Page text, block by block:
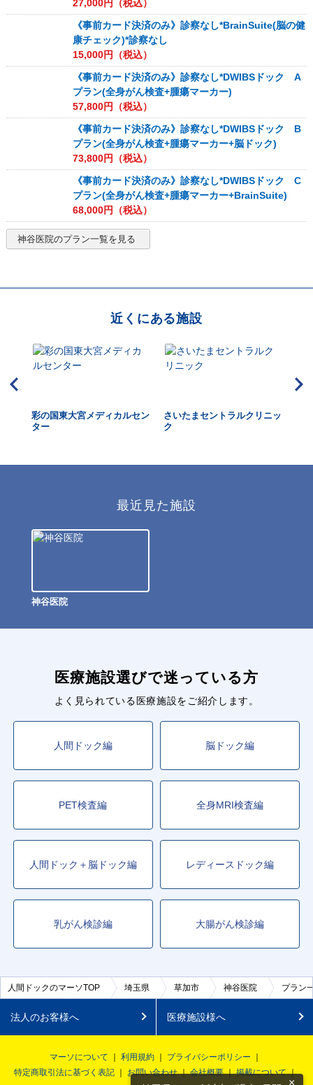
27,000円（税込）
《事前カード決済のみ》診察なし*BrainSuite(脳の健
康チェック)*診察なし
15,000円（税込）
《事前カード決済のみ》診察なし*DWIBSドック A
プラン(全身がん検査+腫瘍マーカー)
57,800円（税込）
《事前カード決済のみ》診察なし*DWIBSドック B
プラン(全身がん検査+腫瘍マーカー+脳ドック)
73,800円（税込）
《事前カード決済のみ》診察なし*DWIBSドック C
プラン(全身がん検査+腫瘍マーカー+BrainSuite)
68,000円（税込）
神谷医院のプラン一覧を見る
近くにある施設
彩の国東大宮メディカルセン
ター
さいたまセントラルクリニッ
ク
最近見た施設
神谷医院
医療施設選びで迷っている方
よく見られている医療施設をご紹介します。
人間ドック編 脳ドック編
PET検査編 全身MRI検査編
人間ドック＋脳ドック編 レディースドック編
乳がん検診編 大腸がん検診編
人間ドックのマーソTOP 埼玉県 草加市 神谷医院 プラン
法人のお客様へ 医療施設様へ
マーソについて 利用規約
プライバシーポリシー
特定商取引法に基づく表記
お問い合わせ 会社概要
掲載について
×